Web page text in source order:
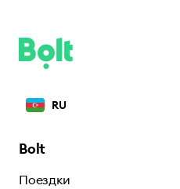
RU
Bolt
Поездки